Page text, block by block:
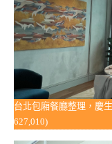
台北包廂餐廳整理，慶
627,010)